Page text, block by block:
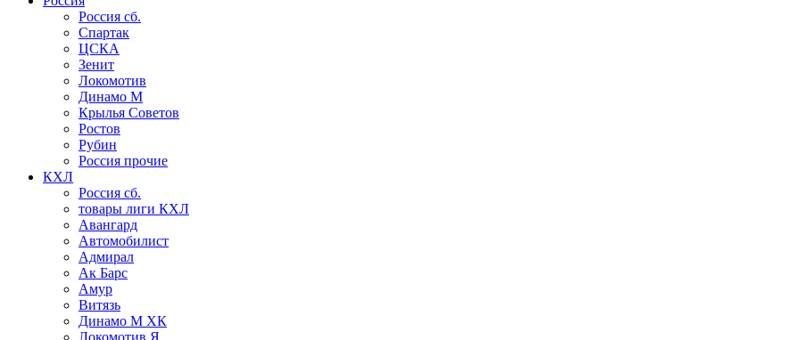
Россия сб.
Спартак
ЦСКА
Зенит
Локомотив
Динамо М
Крылья Советов
Ростов
Рубин
Россия прочие
КХЛ
Россия сб.
товары лиги КХЛ
Авангард
Автомобилист
Адмирал
Ак Барс
Амур
Витязь
Динамо М ХК
Локомотив Я